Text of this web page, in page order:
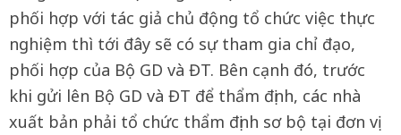
phối hợp với tác giả chủ động tổ chức việc thực
nghiệm thì tới đây sẽ có sự tham gia chỉ đạo,
phối hợp của Bộ GD và ĐT. Bên cạnh đó, trước
khi gửi lên Bộ GD và ĐT để thẩm định, các nhà
xuất bản phải tổ chức thẩm định sơ bộ tại đơn vị